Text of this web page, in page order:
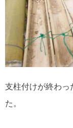
支柱付けが終わっ
た。